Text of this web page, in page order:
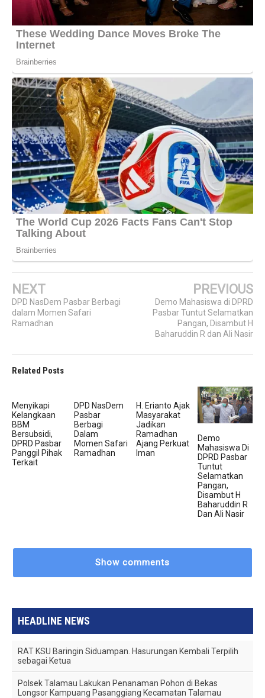
NEXT
DPD NasDem Pasbar Berbagi
dalam Momen Safari
Ramadhan
PREVIOUS
Demo Mahasiswa di DPRD
Pasbar Tuntut Selamatkan
Pangan, Disambut H
Baharuddin R dan Ali Nasir
Related Posts
Menyikapi
Kelangkaan
BBM
Bersubsidi,
DPRD Pasbar
Panggil Pihak
Terkait
DPD NasDem
Pasbar
Berbagi
Dalam
Momen Safari
Ramadhan
H. Erianto Ajak
Masyarakat
Jadikan
Ramadhan
Ajang Perkuat
Iman
Demo
Mahasiswa Di
DPRD Pasbar
Tuntut
Selamatkan
Pangan,
Disambut H
Baharuddin R
Dan Ali Nasir
Show comments
HEADLINE NEWS
RAT KSU Baringin Siduampan. Hasurungan Kembali Terpilih
sebagai Ketua
Polsek Talamau Lakukan Penanaman Pohon di Bekas
Longsor Kampuang Pasanggiang Kecamatan Talamau